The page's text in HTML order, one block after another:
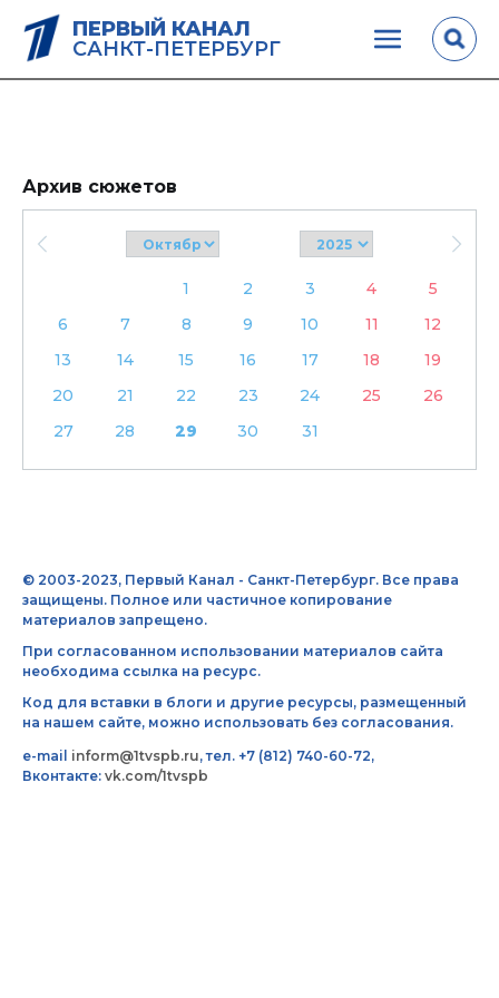
ПЕРВЫЙ КАНАЛ
САНКТ-ПЕТЕРБУРГ
Архив сюжетов
1 2 3 4
5
6
7 8 9 10 11
12
13
14 15 16 17 18
19
20
21 22 23 24 25
26
27
28 29 30 31
© 2003-2023, Первый Канал - Санкт-Петербург. Все права
защищены. Полное или частичное копирование
материалов запрещено.
При согласованном использовании материалов сайта
необходима ссылка на ресурс.
Код для вставки в блоги и другие ресурсы, размещенный
на нашем сайте, можно использовать без согласования.
e-mail inform@1tvspb.ru, тел. +7 (812) 740-60-72,
Вконтакте: vk.com/1tvspb